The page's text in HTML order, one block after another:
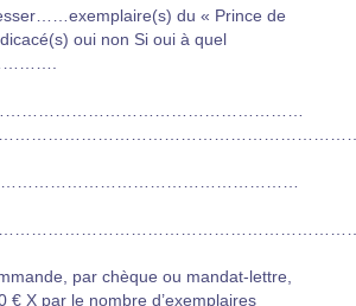
du « Prince de
oui non Si oui à quel
par chèque ou mandat-lettre,
€ X par le nombre d’exemplaires